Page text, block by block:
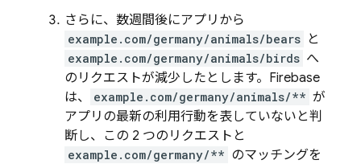
さらに、数週間後にアプリから
example.com/germany/animals/bears と
example.com/germany/animals/birds へ
のリクエストが減少したとします。Firebase
は、
example.com/germany/animals/** が
アプリの最新の利用行動を表していないと判
断し、この 2 つのリクエストと
example.com/germany/** のマッチングを